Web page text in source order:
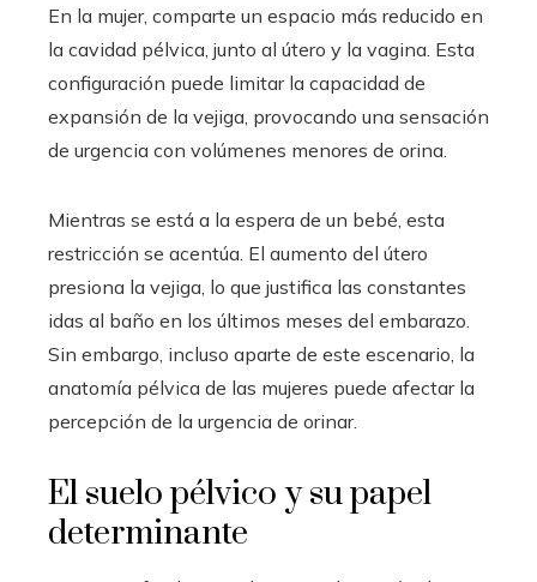
En la mujer, comparte un espacio más reducido en
la cavidad pélvica, junto al útero y la vagina. Esta
configuración puede limitar la capacidad de
expansión de la vejiga, provocando una sensación
de urgencia con volúmenes menores de orina.
Mientras se está a la espera de un bebé, esta
restricción se acentúa. El aumento del útero
presiona la vejiga, lo que justifica las constantes
idas al baño en los últimos meses del embarazo.
Sin embargo, incluso aparte de este escenario, la
anatomía pélvica de las mujeres puede afectar la
percepción de la urgencia de orinar.
El suelo pélvico y su papel
determinante